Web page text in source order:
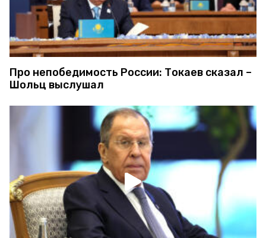
Про непобедимость России: Токаев сказал –
Шольц выслушал